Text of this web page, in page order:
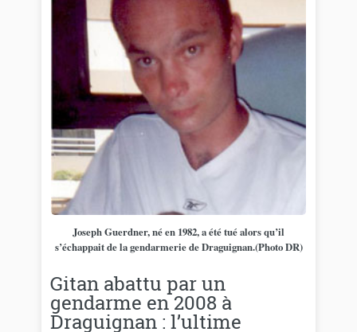
Joseph Guerdner, né en 1982, a été tué alors qu’il
s’échappait de la gendarmerie de Draguignan.(Photo DR)
Gitan abattu par un
gendarme en 2008 à
Draguignan : l’ultime